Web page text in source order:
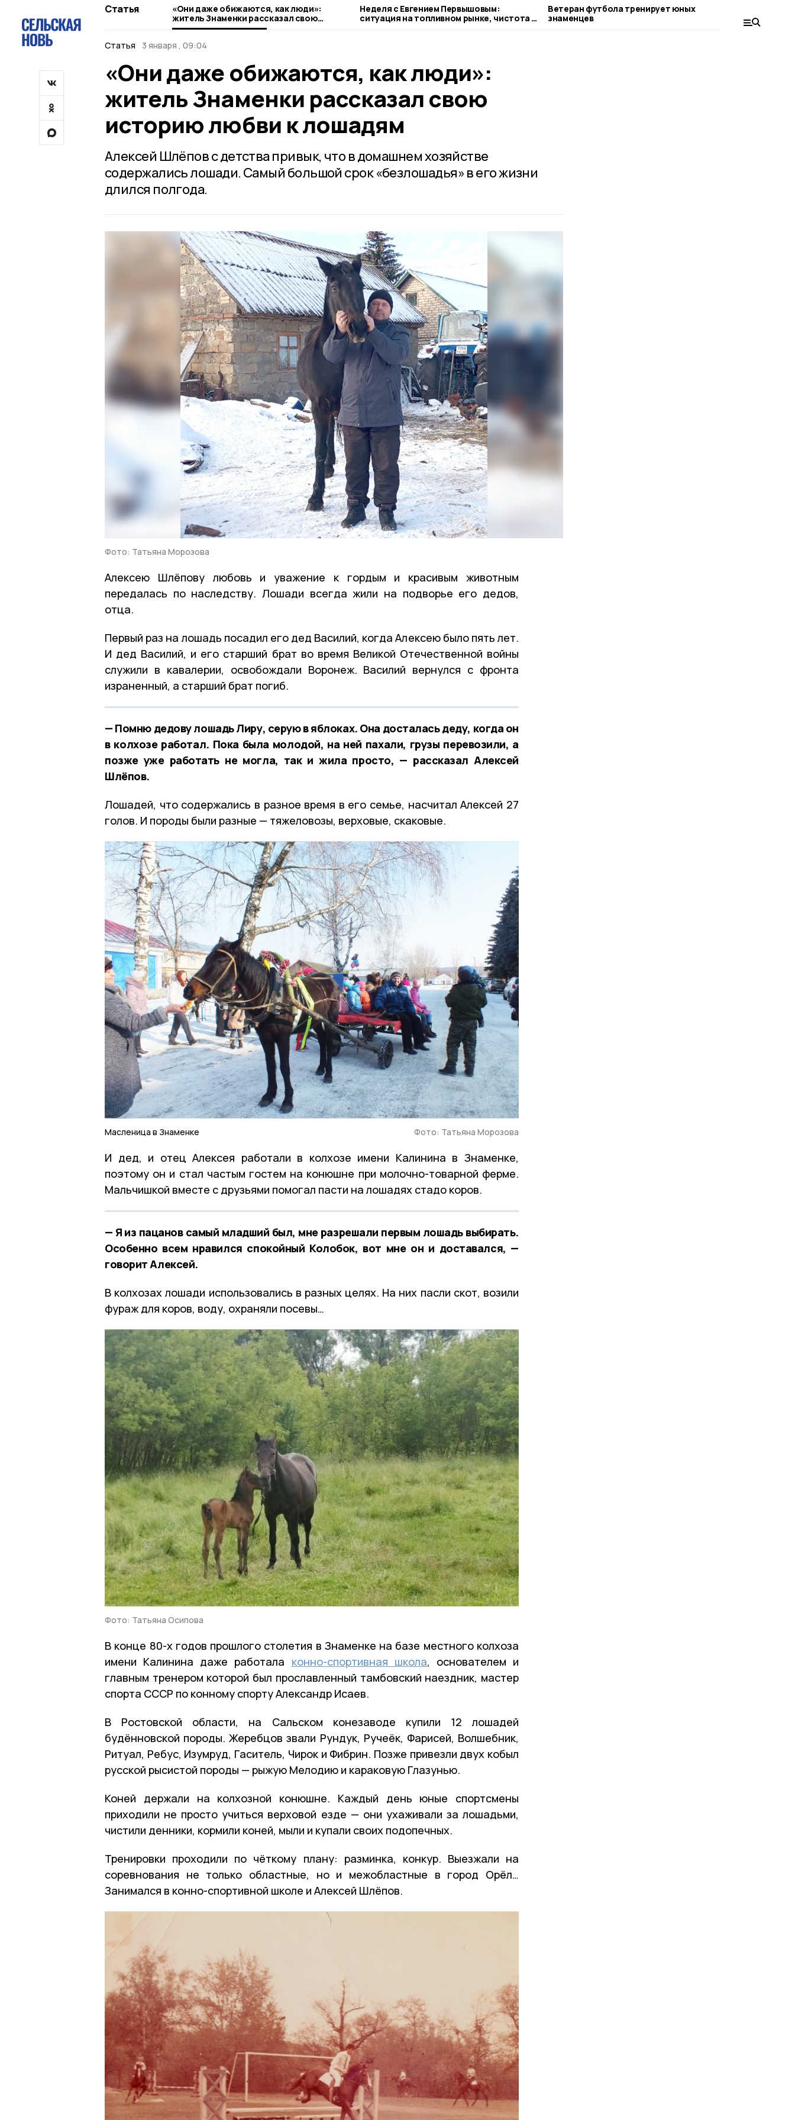
Статья
«Они даже обижаются, как люди»:
житель Знаменки рассказал свою
историю любви к лошадям
Неделя с Евгением Первышовым:
ситуация на топливном рынке, чистота в
городе и приоритеты образования
Ветеран футбола тренирует юных
знаменцев
рода:
Статья 3 января , 09:04
«Они даже обижаются, как люди»:
житель Знаменки рассказал свою
историю любви к лошадям
Алексей Шлёпов с детства привык, что в домашнем хозяйстве
содержались лошади. Самый большой срок «безлошадья» в его жизни
длился полгода.
Фото: Татьяна Морозова
Алексею Шлёпову любовь и уважение к гордым и красивым животным
передалась по наследству. Лошади всегда жили на подворье его дедов,
отца.
Первый раз на лошадь посадил его дед Василий, когда Алексею было пять лет.
И дед Василий, и его старший брат во время Великой Отечественной войны
служили в кавалерии, освобождали Воронеж. Василий вернулся с фронта
израненный, а старший брат погиб.
— Помню дедову лошадь Лиру, серую в яблоках. Она досталась деду, когда он
в колхозе работал. Пока была молодой, на ней пахали, грузы перевозили, а
позже уже работать не могла, так и жила просто, — рассказал Алексей
Шлёпов.
Лошадей, что содержались в разное время в его семье, насчитал Алексей 27
голов. И породы были разные — тяжеловозы, верховые, скаковые.
Масленица в Знаменке Фото: Татьяна Морозова
И дед, и отец Алексея работали в колхозе имени Калинина в Знаменке,
поэтому он и стал частым гостем на конюшне при молочно-товарной ферме.
Мальчишкой вместе с друзьями помогал пасти на лошадях стадо коров.
— Я из пацанов самый младший был, мне разрешали первым лошадь выбирать.
Особенно всем нравился спокойный Колобок, вот мне он и доставался, —
говорит Алексей.
В колхозах лошади использовались в разных целях. На них пасли скот, возили
фураж для коров, воду, охраняли посевы…
Фото: Татьяна Осипова
В конце 80-х годов прошлого столетия в Знаменке на базе местного колхоза
имени Калинина даже работала конно-спортивная школа, основателем и
главным тренером которой был прославленный тамбовский наездник, мастер
спорта СССР по конному спорту Александр Исаев.
В Ростовской области, на Сальском конезаводе купили 12 лошадей
будённовской породы. Жеребцов звали Рундук, Ручеёк, Фарисей, Волшебник,
Ритуал, Ребус, Изумруд, Гаситель, Чирок и Фибрин. Позже привезли двух кобыл
русской рысистой породы — рыжую Мелодию и караковую Глазунью.
Коней держали на колхозной конюшне. Каждый день юные спортсмены
приходили не просто учиться верховой езде — они ухаживали за лошадьми,
чистили денники, кормили коней, мыли и купали своих подопечных.
Тренировки проходили по чёткому плану: разминка, конкур. Выезжали на
соревнования не только областные, но и межобластные в город Орёл…
Занимался в конно-спортивной школе и Алексей Шлёпов.